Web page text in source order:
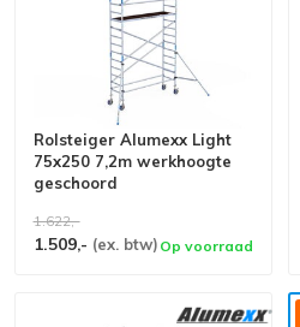
Rolsteiger Alumexx Light
75x250 7,2m werkhoogte
geschoord
1.622,-
1.509,- (ex. btw) Op voorraad